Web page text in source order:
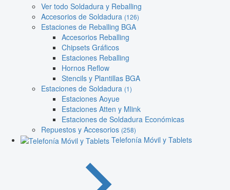
Ver todo Soldadura y Reballing
Accesorios de Soldadura (126)
Estaciones de Reballing BGA
Accesorios Reballing
Chipsets Gráficos
Estaciones Reballing
Hornos Reflow
Stencils y Plantillas BGA
Estaciones de Soldadura (1)
Estaciones Aoyue
Estaciones Atten y Mlink
Estaciones de Soldadura Económicas
Repuestos y Accesorios (258)
Telefonía Móvil y Tablets